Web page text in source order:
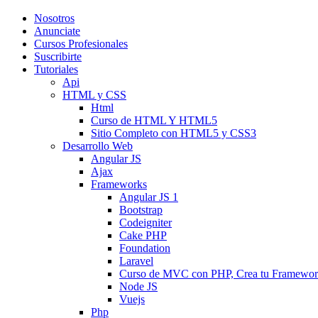
Nosotros
Anunciate
Cursos Profesionales
Suscribirte
Tutoriales
Api
HTML y CSS
Html
Curso de HTML Y HTML5
Sitio Completo con HTML5 y CSS3
Desarrollo Web
Angular JS
Ajax
Frameworks
Angular JS 1
Bootstrap
Codeigniter
Cake PHP
Foundation
Laravel
Curso de MVC con PHP, Crea tu
Node JS
Vuejs
Php